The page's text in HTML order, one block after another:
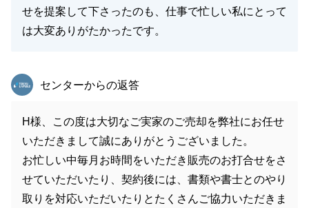
せを提案して下さったのも、仕事で忙しい私にとって
は大変ありがたかったです。
東急リバブル
センターからの返答
H様、この度は大切なご実家のご売却を弊社にお任せ
いただきまして誠にありがとうございました。
お忙しい中毎月お時間をいただき販売のお打合せをさ
せていただいたり、契約後には、書類や書士とのやり
取りを対応いただいたりとたくさんご協力いただきま